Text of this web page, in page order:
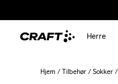
Herre
Hjem Tilbehør Sokker